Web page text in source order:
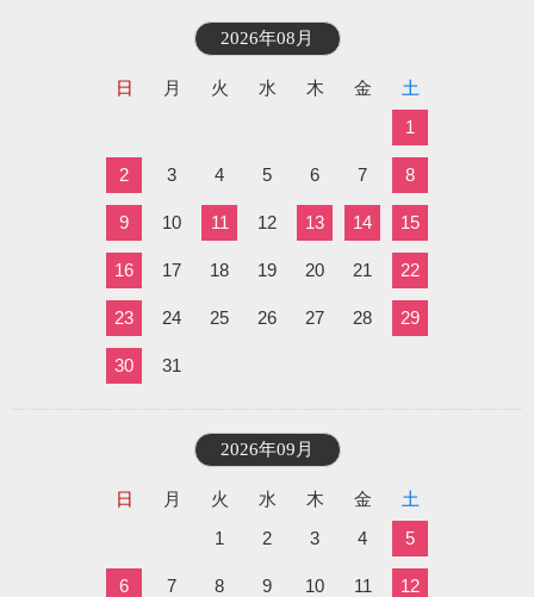
2026年08月
日 月 火 水 木 金
土
1
2 3 4 5 6 7 8
9 10 11 12 13 14 15
16 17 18 19 20 21 22
23 24 25 26 27 28 29
30 31
2026年09月
日 月 火 水 木 金
土
1
2 3 4 5
6 7 8 9 10 11 12